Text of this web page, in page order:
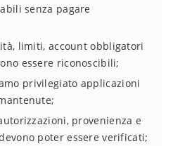
senza pagare
limiti, account obbligatori
essere riconoscibili;
privilegiato applicazioni
provenienza e
poter essere verificati;